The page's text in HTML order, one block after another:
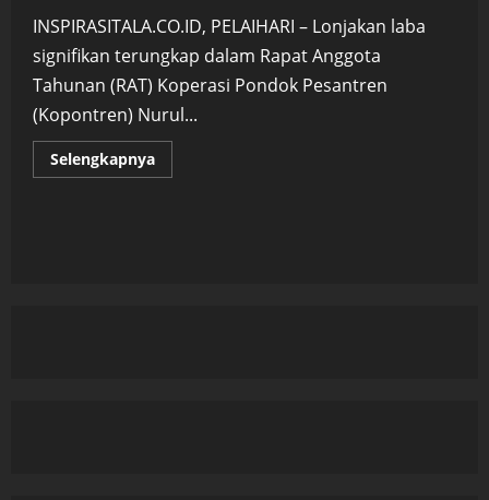
INSPIRASITALA.CO.ID, PELAIHARI – Lonjakan laba
signifikan terungkap dalam Rapat Anggota
Tahunan (RAT) Koperasi Pondok Pesantren
(Kopontren) Nurul...
SelengkapnyaRead
more